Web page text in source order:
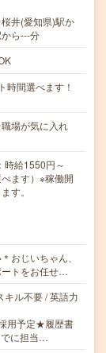
井(愛知県)駅か
ら---分
間選べます！
場が気に入れ
時給1550円～
ます）※稼働開
す。
おじいちゃん、
ートをお任せ…
キル不要 / 英語力
用予定★履歴書
に担当…